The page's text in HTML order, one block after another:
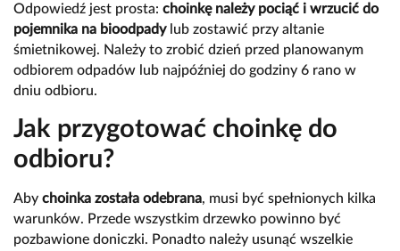
Odpowiedź jest prosta: choinkę należy pociąć i wrzucić do
pojemnika na bioodpadylub zostawić przy altanie
śmietnikowej. Należy to zrobić dzień przed planowanym
odbiorem odpadów lub najpóźniej do godziny 6 rano w
dniu odbioru.
Jak przygotować choinkę do
odbioru?
Aby choinka została odebrana, musi być spełnionych kilka
warunków. Przede wszystkim drzewko powinno być
pozbawione doniczki. Ponadto należy usunąć wszelkie